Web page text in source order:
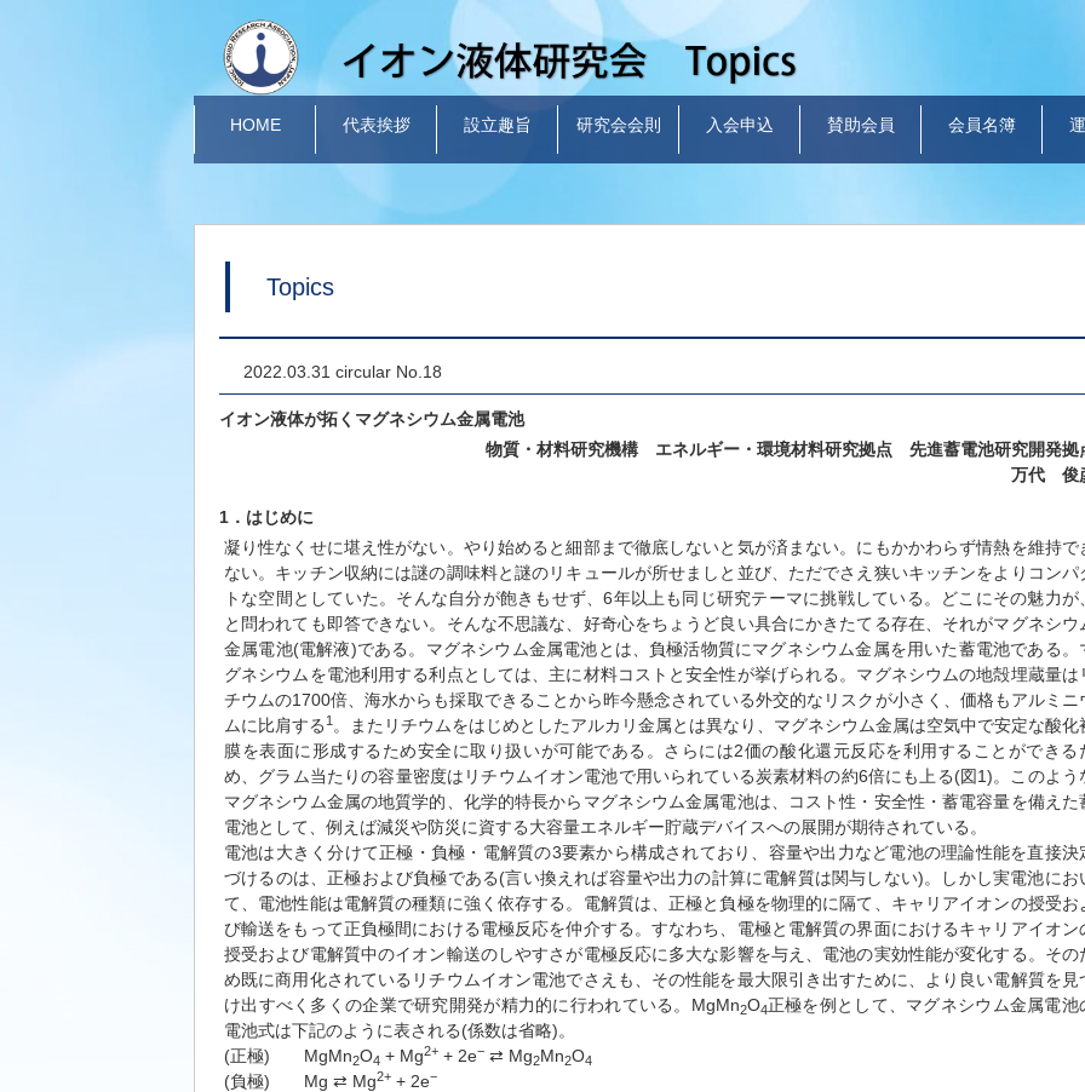
HOME 代表挨拶 設立趣旨 研究会会則 入会申込 賛助会員 会員名簿
Topics
2022.03.31 circular No.18
イオン液体が拓くマグネシウム金属電池
物質・材料研究機構 エネルギー・環境材料研究拠点 先進蓄電池研究開発拠
万代 俊
1．はじめに
凝り性なくせに堪え性がない。やり始めると細部まで徹底しないと気が済まない。にもかかわらず情熱を維持で
ない。キッチン収納には謎の調味料と謎のリキュールが所せましと並び、ただでさえ狭いキッチンをよりコンパ
トな空間としていた。そんな自分が飽きもせず、6年以上も同じ研究テーマに挑戦している。どこにその魅力が、
と問われても即答できない。そんな不思議な、好奇心をちょうど良い具合にかきたてる存在、それがマグネシウ
金属電池(電解液)である。マグネシウム金属電池とは、負極活物質にマグネシウム金属を用いた蓄電池である。
グネシウムを電池利用する利点としては、主に材料コストと安全性が挙げられる。マグネシウムの地殻埋蔵量は
チウムの1700倍、海水からも採取できることから昨今懸念されている外交的なリスクが小さく、価格もアルミニ
ムに比肩する 1 。またリチウムをはじめとしたアルカリ金属とは異なり、マグネシウム金属は空気中で安定な酸化
膜を表面に形成するため安全に取り扱いが可能である。さらには2価の酸化還元反応を利用することができる
め、グラム当たりの容量密度はリチウムイオン電池で用いられている炭素材料の約6倍にも上る(図1)。このよう
マグネシウム金属の地質学的、化学的特長からマグネシウム金属電池は、コスト性・安全性・蓄電容量を備えた
電池として、例えば減災や防災に資する大容量エネルギー貯蔵デバイスへの展開が期待されている。
電池は大きく分けて正極・負極・電解質の3要素から構成されており、容量や出力など電池の理論性能を直接決
づけるのは、正極および負極である(言い換えれば容量や出力の計算に電解質は関与しない)。しかし実電池にお
て、電池性能は電解質の種類に強く依存する。電解質は、正極と負極を物理的に隔て、キャリアイオンの授受お
び輸送をもって正負極間における電極反応を仲介する。すなわち、電極と電解質の界面におけるキャリアイオン
授受および電解質中のイオン輸送のしやすさが電極反応に多大な影響を与え、電池の実効性能が変化する。その
め既に商用化されているリチウムイオン電池でさえも、その性能を最大限引き出すために、より良い電解質を見
け出すべく多くの企業で研究開発が精力的に行われている。MgMn2O4正極を例として、マグネシウム金属電池
電池式は下記のように表される(係数は省略)。
(正極) MgMn2O4 + Mg2+ + 2e− ⇄ Mg2Mn2O4
(負極) Mg ⇄ Mg2+ + 2e−